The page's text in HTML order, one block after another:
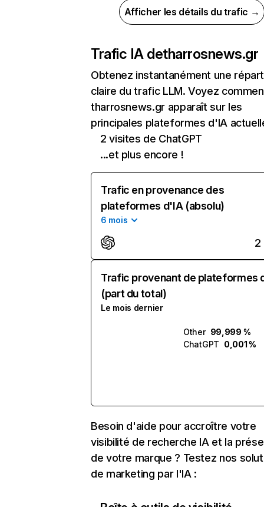
Afficher les détails du trafic →
Trafic IA detharrosnews.gr
Obtenez instantanément une
claire du trafic LLM. Voyez
tharrosnews.gr apparaît sur les
principales plateformes d'IA
2 visites de ChatGPT
...et plus encore !
Trafic en provenance des
plateformes d'IA (absolu)
6 mois
2
Trafic provenant de plateformes
(part du total)
Le mois dernier
Other 99,999 %
ChatGPT 0,001 %
Besoin d'aide pour accroître votre
visibilité de recherche IA et la
de votre marque ? Testez nos
de marketing par l'IA :